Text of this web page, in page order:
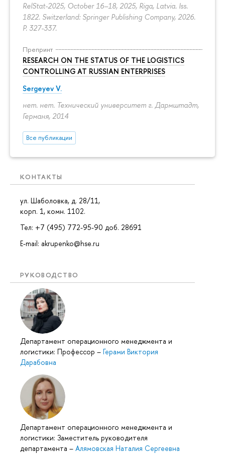
RelStat-2025, October 16–18, 2025, Riga, Latvia. Iss.
1822. Switzerland: Springer Publishing Company, 2026.
P. 327-337.
Препринт
RESEARCH ON THE STATUS OF THE LOGISTICS
CONTROLLING AT RUSSIAN ENTERPRISES
Sergeyev V.
нет. нет. Технический университет г. Дармштадт,
Германя, 2014
Все публикации
КОНТАКТЫ
ул. Шаболовка, д. 28/11,
корп. 1, комн. 1102.
Тел: +7 (495) 772-95-90 доб. 28691
E-mail: akrupenko@hse.ru
РУКОВОДСТВО
Департамент операционного менеджмента и
логистики: Профессор – Герами Виктория
Дарабовна
Департамент операционного менеджмента и
логистики: Заместитель руководителя
департамента – Алямовская Наталия Сергеевна